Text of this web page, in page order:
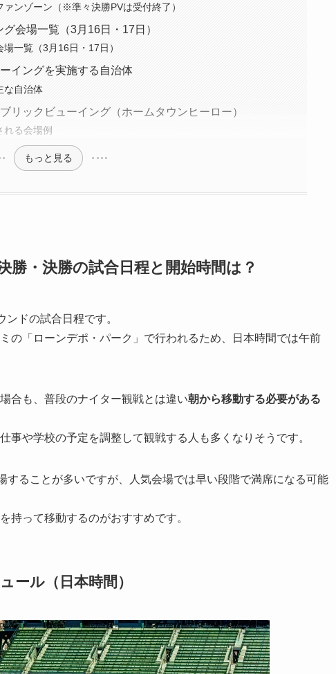
ンゾーン（※準々決勝PVは受付終了）
会場一覧（3月16日・17日）
一覧（3月16日・17日）
イングを実施する自治体
な自治体
リックビューイング（ホームタウンヒーロー）
れる会場例
もっと見る
勝・決勝の試合日程と開始時間は？
ドの試合日程です。
の「ローンデポ・パーク」で行われるため、日本時間では午前
合も、普段のナイター観戦とは違い朝から移動する必要がある
事や学校の予定を調整して観戦する人も多くなりそうです。
することが多いですが、人気会場では早い段階で満席になる可能
持って移動するのがおすすめです。
ール（日本時間）